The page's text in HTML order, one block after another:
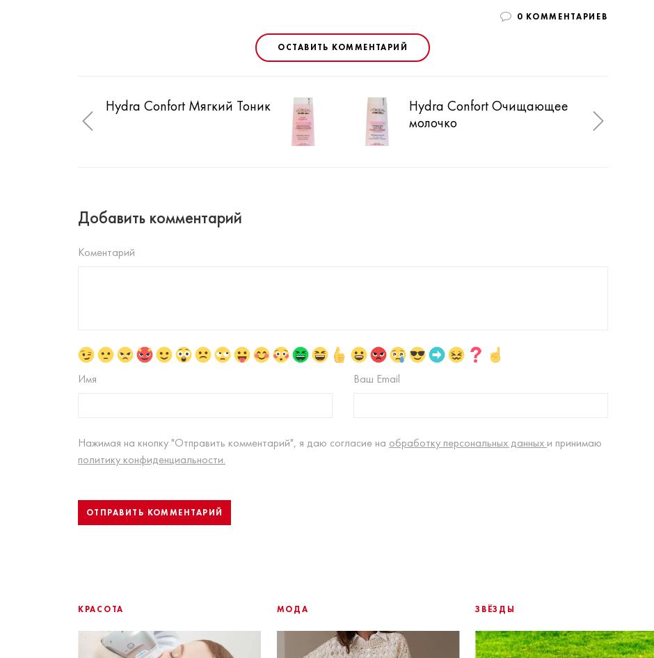
0 КОММЕНТАРИЕВ
ОСТАВИТЬ КОММЕНТАРИЙ
Hydra Confort Мягкий Тоник
Hydra Confort Очищающее
молочко
дневной
Добавить комментарий
Коментарий
Имя Ваш Email
Нажимая на кнопку "Отправить комментарий", я даю согласие на обработку персональных данных и принимаю
политику конфиденциальности.
КРАСОТА МОДА ЗВЁЗДЫ